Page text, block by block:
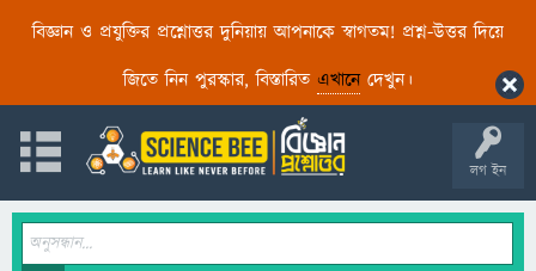
বিজ্ঞান ও প্রযুক্তির প্রশ্নোত্তর দুনিয়ায় আপনাকে স্বাগতম! প্রশ্ন-উত্তর দিয়ে
জিতে নিন পুরস্কার, বিস্তারিত এখানেদেখুন।
লগ ইন